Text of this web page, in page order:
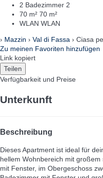
2 Badezimmer 2
70 m² 70 m²
WLAN WLAN
› Mazzin › Val di Fassa › Ciasa
Zu meinen Favoriten hinzufügen
Link kopiert
Teilen
Verfügbarkeit und Preise
Unterkunft
Beschreibung
Dieses Apartment ist ideal für
hellem Wohnbereich mit
mit Fenster, im Obergeschoss